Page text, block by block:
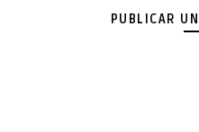
PUBLICAR